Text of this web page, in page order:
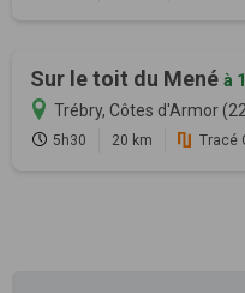
Sur le toit du Mené à
Trébry, Côtes d'Armor
5h30 20 km Tracé